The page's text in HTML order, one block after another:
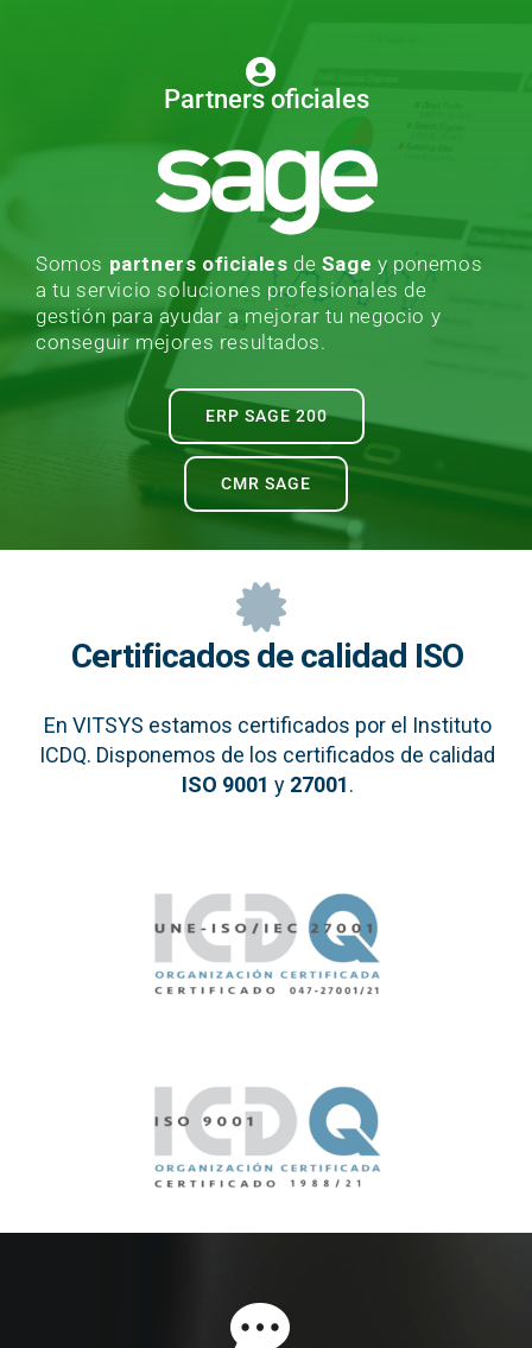
Partners oficiales
Somos partners oficiales de Sage y ponemos
a tu servicio soluciones profesionales de
gestión para ayudar a mejorar tu negocio y
conseguir mejores resultados.
ERP SAGE 200
CMR SAGE
Certificados de calidad ISO
En VITSYS estamos certificados por el Instituto
ICDQ. Disponemos de los certificados de calidad
ISO 9001 y 27001.